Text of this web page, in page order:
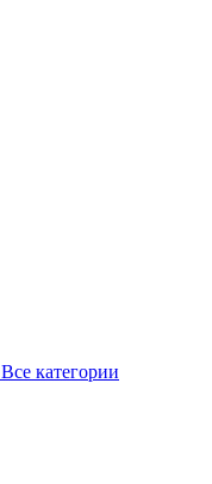
Все категории